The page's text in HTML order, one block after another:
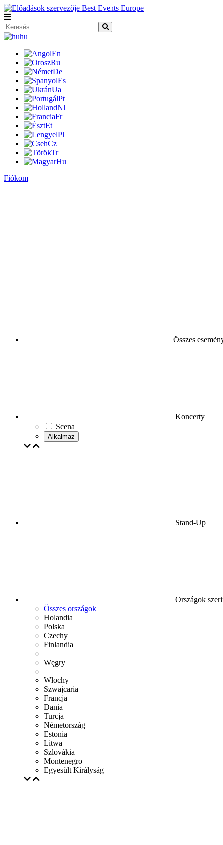
hu
En
Ru
De
Es
Ua
Pt
Nl
Fr
Et
Pl
Cz
Tr
Hu
Fiókom
Összes
Koncerty
Scena
Alkalmaz
Stand-Up
Országok
Összes országok
Holandia
Polska
Czechy
Finlandia
Węgry
Włochy
Szwajcaria
Francja
Dania
Turcja
Németország
Estonia
Litwa
Szlovákia
Montenegro
Egyesült Királyság